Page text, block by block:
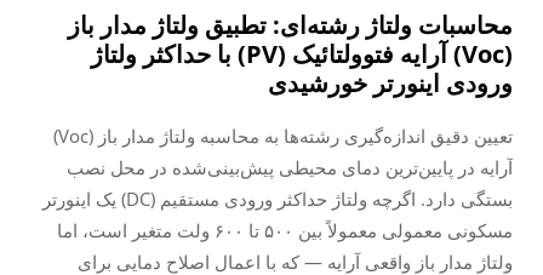
محاسبات ولتاژ رشته‌ای: تطبیق ولتاژ مدار باز
(Voc) آرایه فتوولتائیک (PV) با حداکثر ولتاژ
ورودی اینورتر خورشیدی
تعیین دقیق اندازه‌گیری رشته‌ها به محاسبه ولتاژ مدار باز (Voc)
آرایه در پایین‌ترین دمای محیطی پیش‌بینی‌شده در محل نصب
بستگی دارد. اگرچه ولتاژ حداکثر ورودی مستقیم (DC) یک اینورتر
مسکونی معمولی معمولاً بین ۵۰۰ تا ۶۰۰ ولت متغیر است، اما
ولتاژ مدار باز واقعی آرایه — که با اعمال اصلاح دمایی برای